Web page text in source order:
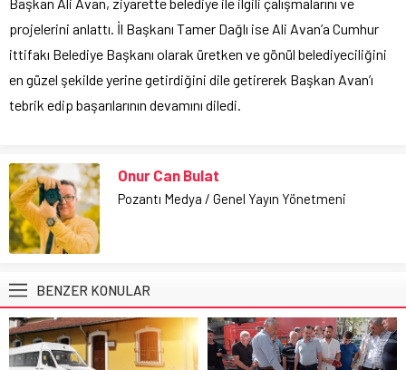
projelerini anlattı. İl Başkanı Tamer Dağlı ise Ali Avan’a Cumhur
ittifakı Belediye Başkanı olarak üretken ve gönül belediyeciliğini
en güzel şekilde yerine getirdiğini dile getirerek Başkan Avan’ı
tebrik edip başarılarının devamını diledi.
Onur Can Bulat
Pozantı Medya / Genel Yayın Yönetmeni
BENZER KONULAR